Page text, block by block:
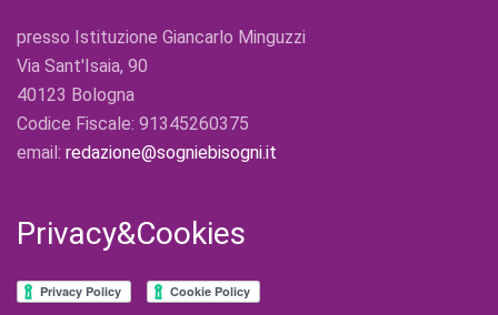
presso Istituzione Giancarlo Minguzzi
Via Sant'Isaia, 90
40123 Bologna
Codice Fiscale: 91345260375
email: redazione@sogniebisogni.it
Privacy&Cookies